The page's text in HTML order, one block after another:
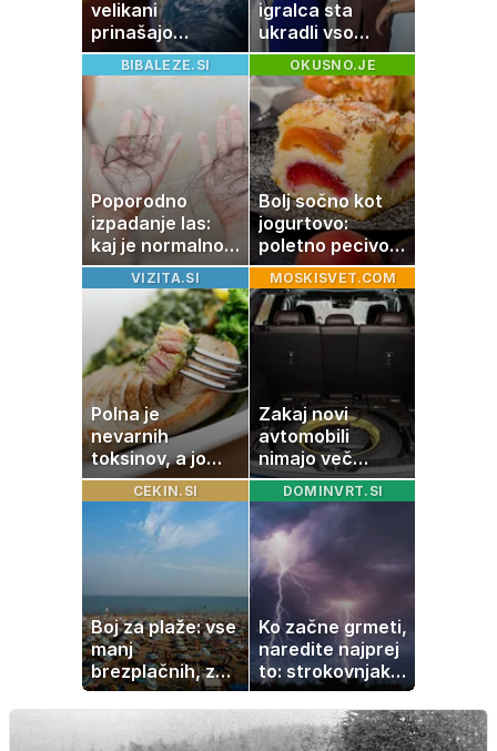
velikani
prinašajo
pomembne
premike – kaj
pomeni, da so
Saturn, Neptun
in Pluton hkrati
retrogradni?
igralca sta
ukradli vso
pozornost
BIBALEZE.SI
Poporodno
izpadanje las:
kaj je normalno
in kako si
pomagati
OKUSNO.JE
Bolj sočno kot
jogurtovo:
poletno pecivo,
ki vedno uspe
VIZITA.SI
Polna je
nevarnih
toksinov, a jo
imamo vsi radi:
to je najbolj
nezdrava riba, ki
jo mnogi redno
MOSKISVET.COM
Zakaj novi
avtomobili
nimajo več
rezervne gume?
CEKIN.SI
Boj za plaže: vse
manj
brezplačnih, za
ležalnik in
senčnik tudi več
kot 40 evrov
DOMINVRT.SI
Ko začne grmeti,
naredite najprej
to: strokovnjaki
opozarjajo na
pogosto napako